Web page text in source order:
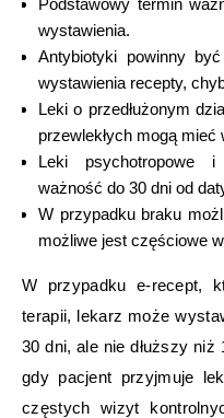
Podstawowy termin
wystawienia.
Antybiotyki powinny
wystawienia recepty,
Leki o przedłużonym
przewlekłych mogą mieć
Leki psychotropowe
ważność do 30 dni od
W przypadku braku
możliwe jest częściowe
W przypadku e-recept,
terapii, lekarz może
30 dni, ale nie dłuższy
gdy pacjent przyjmuje
częstych wizyt